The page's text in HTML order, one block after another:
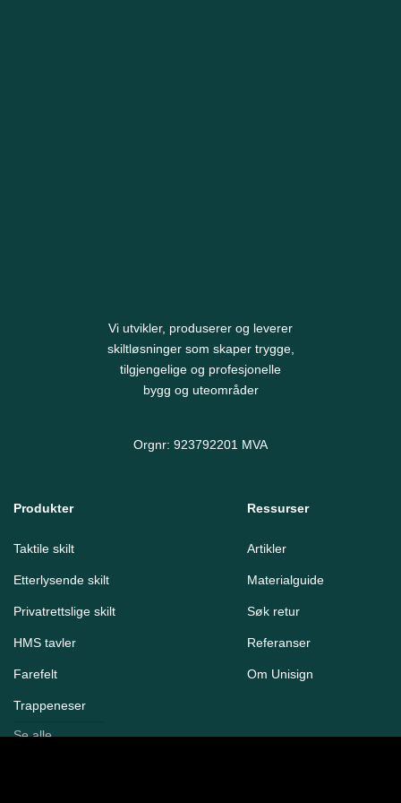
Vi utvikler, produserer og leverer
skiltløsninger som skaper trygge,
tilgjengelige og profesjonelle
bygg og uteområder
Orgnr: 923792201 MVA
Produkter
Taktile skilt
Etterlysende skilt
Privatrettslige skilt
HMS tavler
Farefelt
Trappeneser
Se alle
Ressurser
Artikler
Materialguide
Søk retur
Referanser
Om Unisign